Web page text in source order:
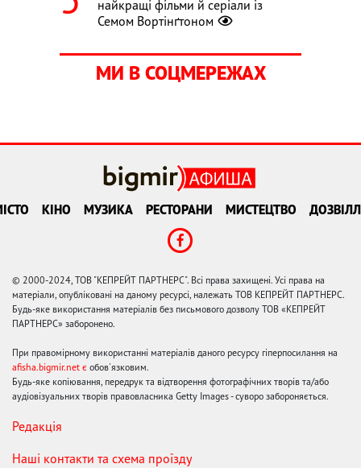
найкращі фільми й серіали із
Семом Вортінґтоном
МИ В СОЦМЕРЕЖАХ
КІНО МУЗИКА РЕСТОРАНИ МИСТЕЦТВО
© 2000-2024, ТОВ "КЕПРЕЙТ ПАРТНЕРС". Всі права захищені. Усі права на
матеріали, опубліковані на даному ресурсі, належать ТОВ КЕПРЕЙТ ПАРТНЕРС.
Будь-яке використання матеріалів без письмового дозволу ТОВ «КЕПРЕЙТ
ПАРТНЕРС» заборонено.
При правомірному використанні матеріалів даного ресурсу гіперпосилання на
afisha.bigmir.net є обов'язковим.
Будь-яке копіювання, передрук та відтворення фотографічних творів та/або
аудіовізуальних творів правовласника Getty Images - суворо забороняється.
Редакція
Наші контакти та схема проїзду